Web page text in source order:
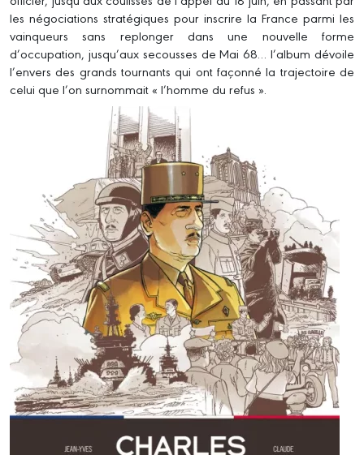
les négociations stratégiques pour inscrire la France parmi les
vainqueurs sans replonger dans une nouvelle forme
d’occupation, jusqu’aux secousses de Mai 68… l’album dévoile
l’envers des grands tournants qui ont façonné la trajectoire de
celui que l’on surnommait « l’homme du refus ».